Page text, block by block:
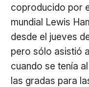
coproducido por
mundial Lewis
desde el jueves
pero sólo asistió
cuando se tenía
las gradas para